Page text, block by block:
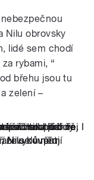
Nilu obrovsky
lidé sem chodí
rybami, “
břehu jsou tu
zelení –